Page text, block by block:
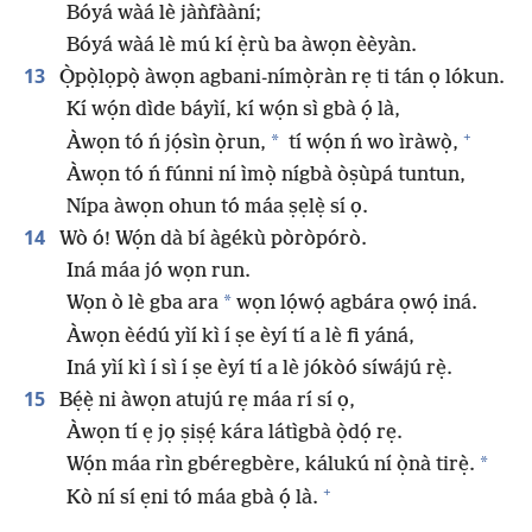
Bóyá wàá lè jàǹfààní;
Bóyá wàá lè mú kí ẹ̀rù ba àwọn èèyàn.
13
Ọ̀pọ̀lọpọ̀ àwọn agbani-nímọ̀ràn rẹ ti tán ọ lókun.
Kí wọ́n dìde báyìí, kí wọ́n sì gbà ọ́ là,
Àwọn tó ń jọ́sìn ọ̀run, * tí wọ́n ń wo ìràwọ̀, +
Àwọn tó ń fúnni ní ìmọ̀ nígbà òṣùpá tuntun,
Nípa àwọn ohun tó máa ṣẹlẹ̀ sí ọ.
14
Wò ó! Wọ́n dà bí àgékù pòròpórò.
Iná máa jó wọn run.
Wọn ò lè gba ara * wọn lọ́wọ́ agbára ọwọ́ iná.
Àwọn èédú yìí kì í ṣe èyí tí a lè fi yáná,
Iná yìí kì í sì í ṣe èyí tí a lè jókòó síwájú rẹ̀.
15
Bẹ́ẹ̀ ni àwọn atujú rẹ máa rí sí ọ,
Àwọn tí ẹ jọ ṣiṣẹ́ kára látìgbà ọ̀dọ́ rẹ.
Wọ́n máa rìn gbéregbère, kálukú ní ọ̀nà tirẹ̀. *
Kò ní sí ẹni tó máa gbà ọ́ là. +